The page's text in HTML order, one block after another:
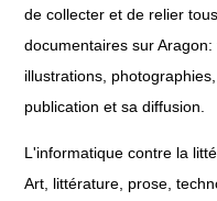
de collecter et de relier
documentaires sur
illustrations,
publication et sa diffusion.
L'informatique contre la
Art, littérature, prose,